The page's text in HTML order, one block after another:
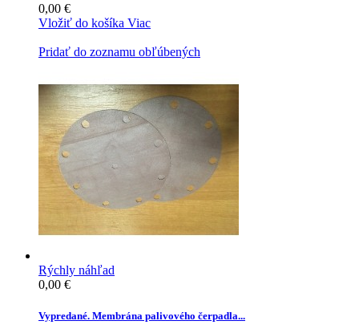
0,00 €
Vložiť do košíka Viac
Pridať do zoznamu obľúbených
Rýchly náhľad
0,00 €
Vypredané. Membrána palivového čerpadla...